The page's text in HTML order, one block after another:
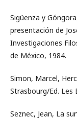
Sigüenza y
presentación de
Investigaciones
de México, 1984.
Simon, Marcel,
Strasbourg/Ed. Les
Seznec, Jean, La